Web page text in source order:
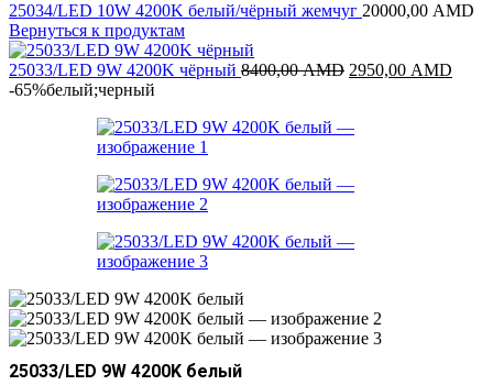
25034/LED 10W 4200K белый/чёрный жемчуг 20000,00 AMD
Вернуться к продуктам
25033/LED 9W 4200K чёрный 8400,00AMD Первоначальная
8400,00 AMD.
2950,00 AMD
-65%белый;черный
25033/LED 9W 4200K белый